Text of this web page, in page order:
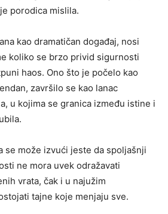
porodica mislila.
kao dramatičan događaj, nosi
koliko se brzo privid sigurnosti
haos. Ono što je počelo kao
završilo se kao lanac
u kojima se granica između istine i
se može izvući jeste da spoljašnji
ne mora uvek odražavati
vrata, čak i u najužim
tajne koje menjaju sve.